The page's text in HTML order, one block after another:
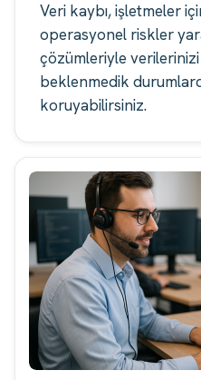
Veri kaybı, işletmeler
operasyonel riskler
çözümleriyle
beklenmedik
koruyabilirsiniz.